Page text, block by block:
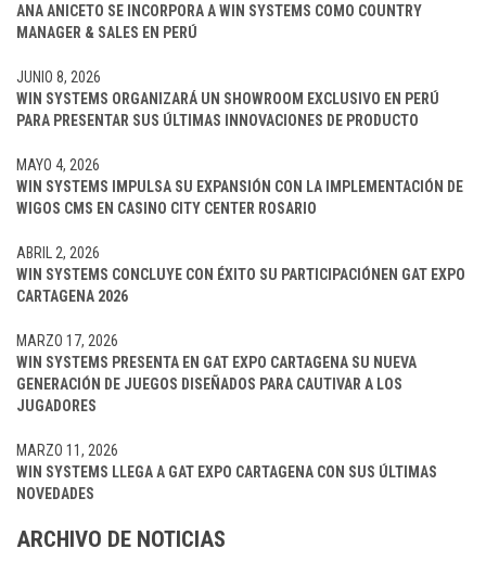
ANA ANICETO SE INCORPORA A WIN SYSTEMS COMO COUNTRY
MANAGER & SALES EN PERÚ
WIN SYSTEMS ORGANIZARÁ UN SHOWROOM EXCLUSIVO EN PERÚ
PARA PRESENTAR SUS ÚLTIMAS INNOVACIONES DE PRODUCTO
JUNIO 8, 2026
WIN SYSTEMS IMPULSA SU EXPANSIÓN CON LA IMPLEMENTACIÓN DE
WIGOS CMS EN CASINO CITY CENTER ROSARIO
MAYO 4, 2026
WIN SYSTEMS CONCLUYE CON ÉXITO SU PARTICIPACIÓNEN GAT EXPO
CARTAGENA 2026
ABRIL 2, 2026
WIN SYSTEMS PRESENTA EN GAT EXPO CARTAGENA SU NUEVA
GENERACIÓN DE JUEGOS DISEÑADOS PARA CAUTIVAR A LOS
JUGADORES
MARZO 17, 2026
WIN SYSTEMS LLEGA A GAT EXPO CARTAGENA CON SUS ÚLTIMAS
NOVEDADES
MARZO 11, 2026
ARCHIVO DE NOTICIAS